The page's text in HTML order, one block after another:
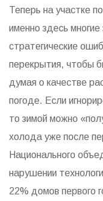
Теперь на участке
именно здесь
стратегические
перекрытия, чтобы
думая о качестве
погоде. Если
то зимой можно
холода уже после
Национального
нарушении
22% домов первого